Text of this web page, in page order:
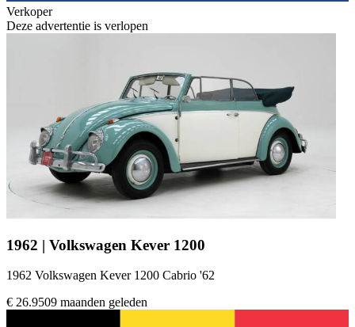
Verkoper
Deze advertentie is verlopen
1962 | Volkswagen Kever 1200
1962 Volkswagen Kever 1200 Cabrio '62
€ 26.9509 maanden geleden